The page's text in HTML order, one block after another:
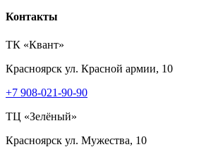
Контакты
ТК «Квант»
Красноярск ул. Красной армии, 10
+7 908-021-90-90
ТЦ «Зелёный»
Красноярск ул. Мужества, 10